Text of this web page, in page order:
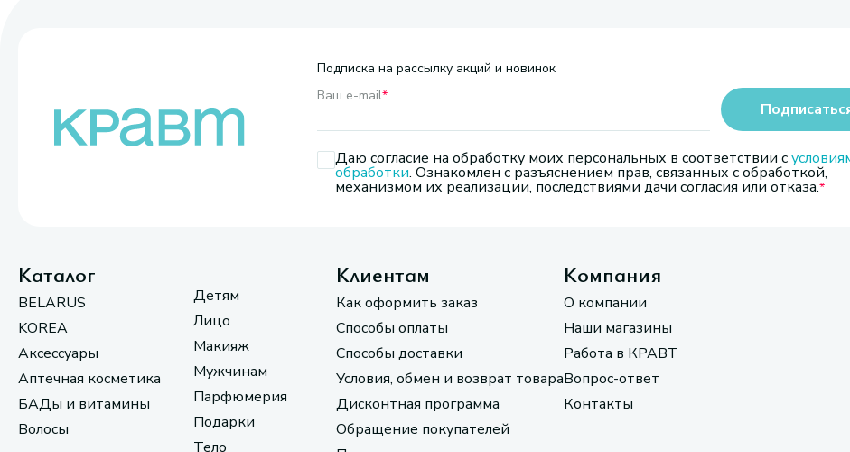
Подписка на рассылку акций и новинок
Ваш e-mail*
Даю согласие на обработку моих персональных в соответствии с
обработки. Ознакомлен с разъяснением прав, связанных с обработкой,
механизмом их реализации, последствиями дачи согласия или отказа.
Каталог
BELARUS
KOREA
Аксессуары
Аптечная косметика
БАДы и витамины
Волосы
Детям
Лицо
Макияж
Мужчинам
Парфюмерия
Подарки
Тело
Клиентам
Как оформить заказ
Способы оплаты
Способы доставки
Условия, обмен и возврат товара
Дисконтная программа
Обращение покупателей
Компания
О компании
Наши магазины
Работа в КРАВТ
Вопрос-ответ
Контакты